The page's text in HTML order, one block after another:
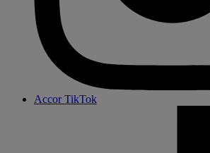
Accor TikTok